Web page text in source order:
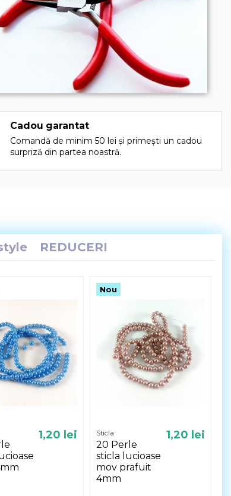
Cadou garantat
Comandă de minim 50 lei și primești un cadou
surpriză din partea noastră.
REDUCERI
1,20 lei
Nou
Sticla
20 Perle
sticla lucioase
mov prafuit
4mm
1,20 lei